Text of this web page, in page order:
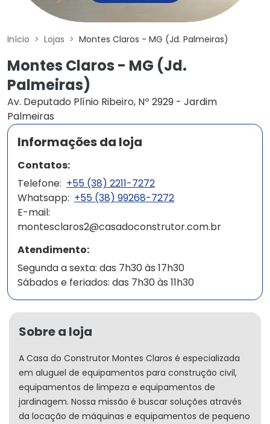
Início Lojas Montes Claros - MG (Jd. Palmeiras)
Montes Claros - MG (Jd.
Palmeiras)
Av. Deputado Plínio Ribeiro, Nº 2929 - Jardim
Palmeiras
Informações da loja
Contatos:
Telefone: +55 (38) 2211-7272
Whatsapp: +55 (38) 99268-7272
E-mail:
montesclaros2@casadoconstrutor.com.br
Atendimento:
Segunda a sexta: das 7h30 às 17h30
Sábados e feriados: das 7h30 às 11h30
Sobre a loja
A Casa do Construtor Montes Claros é especializada
em aluguel de equipamentos para construção civil,
equipamentos de limpeza e equipamentos de
jardinagem. Nossa missão é buscar soluções através
da locação de máquinas e equipamentos de pequeno